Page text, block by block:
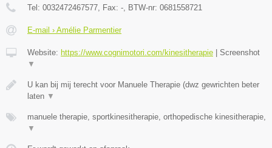
Tel: 0032472467577 , Fax: - , BTW-nr: 0681558721
E-mail › Amélie Parmentier
Website: https://www.cognimotori.com/kinesitherapie
Screenshot
▼
U kan bij mij terecht voor Manuele Therapie (dwz gewrichten beter
laten ▼
manuele therapie, sportkinesitherapie, orthopedische kinesitherapie,
▼